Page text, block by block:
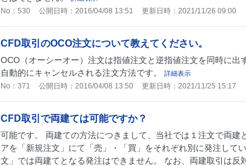
No：530 公開日時：2016/04/08 13:51 更新日時：2021/11/26 09:00
CFD取引のOCO注文について教えてください。
OCO（オーシーオー）注文は指値注文と逆指値注文を同時に
自動的にキャンセルされる注文方法です。
詳細表示
No：371 公開日時：2016/04/08 13:50 更新日時：2021/11/25 15:17
CFD取引で両建ては可能ですか？
可能です。 両建ての方法につきまして、当社では１注文で両
アを「新規注文」にて「売」・「買」をそれぞれ別に発注して
文」では両建てとなる発注はできません。 なお、両建取引は反